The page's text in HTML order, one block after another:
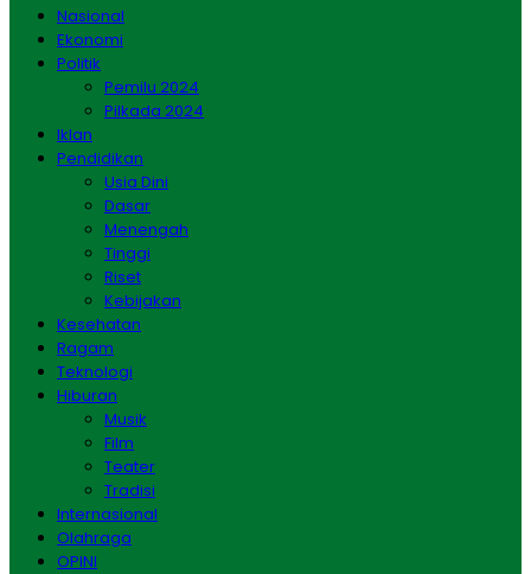
Nasional
Ekonomi
Politik
Pemilu 2024
Pilkada 2024
Iklan
Pendidikan
Usia Dini
Dasar
Menengah
Tinggi
Riset
Kebijakan
Kesehatan
Ragam
Teknologi
Hiburan
Musik
Film
Teater
Tradisi
Internasional
Olahraga
OPINI